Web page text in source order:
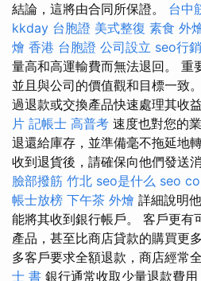
結論，這將由合同所保證。 台中
kkday 台胞證 美式整復 素食 外
燴 香港 台胞證 公司設立 seo行銷
量高和高運輸費而無法退回。 重
並且與公司的價值觀和目標一致。
過退款或交換產品快速處理其收
片 記帳士 高普考 速度也對您的
退還給庫存，並準備毫不拖延地
收到退貨後，請確保向他們發送
臉部撥筋 竹北 seo是什么 seo
帳士放榜 下午茶 外燴 詳細說明
能將其收到銀行帳戶。 客戶更有
產品，甚至比商店貸款的購買更
多客戶要求全額退款，商店經常
士 書 銀行通常收取少量退款費用